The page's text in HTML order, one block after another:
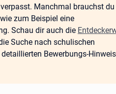
Manchmal brauchst du
zum Beispiel eine
Schau dir auch die
Suche nach schulischen
Bewerbungs-